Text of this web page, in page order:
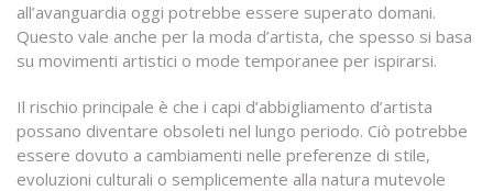
all’avanguardia oggi potrebbe essere superato domani.
Questo vale anche per la moda d’artista, che spesso si basa
su movimenti artistici o mode temporanee per ispirarsi.
Il rischio principale è che i capi d’abbigliamento d’artista
possano diventare obsoleti nel lungo periodo. Ciò potrebbe
essere dovuto a cambiamenti nelle preferenze di stile,
evoluzioni culturali o semplicemente alla natura mutevole